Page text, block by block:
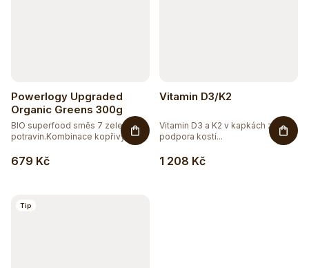
Powerlogy Upgraded
Organic Greens 300g
679 Kč
BIO superfood směs 7 zelených
potravin.Kombinace kopřivy,...
Vitamin D3/K2
1 208 Kč
Vitamin D3 a K2 v kapkách z řas -
podpora kostí...
Tip